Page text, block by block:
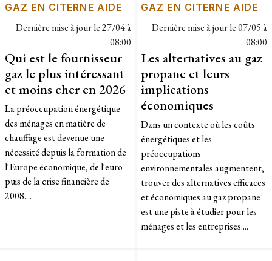
GAZ EN CITERNE AIDE
Dernière mise à jour le27/04 à
08:00
Qui est le fournisseur
gaz le plus intéressant
et moins cher en 2026
La préoccupation énergétique
des ménages en matière de
chauffage est devenue une
nécessité depuis la formation de
l'Europe économique, de l'euro
puis de la crise financière de
2008....
GAZ EN CITERNE AIDE
Dernière mise à jour le07/05 à
08:00
Les alternatives au gaz
propane et leurs
implications
économiques
Dans un contexte où les coûts
énergétiques et les
préoccupations
environnementales augmentent,
trouver des alternatives efficaces
et économiques au gaz propane
est une piste à étudier pour les
ménages et les entreprises....